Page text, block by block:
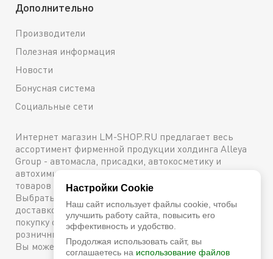
Дополнительно
Производители
Полезная информация
Новости
Бонусная система
Социальные сети
Интернет магазин LM-SHOP.RU предлагает весь
ассортимент фирменной продукции холдинга Alleya
Group - автомасла, присадки, автокосметику и
автохимию. Каталог содержит подробное описание
товаров с техническими характеристиками и ценами.
Выбрать и купить оригинальную продукцию с
доставкой по Москве можно сейчас же, оформив
покупку онлайн, либо посетив один из наших
розничных магазинов. Более подробную информацию
Вы можете получить по телефону+7 (800) 600-48-38
Настройки Cookie
Наш сайт использует файлы cookie, чтобы
улучшить работу сайта, повысить его
эффективность и удобство.
Продолжая использовать сайт, вы
соглашаетесь на использование файлов